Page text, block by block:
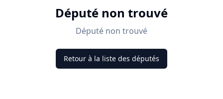
Député non trouvé
Député non trouvé
Retour à la liste des députés